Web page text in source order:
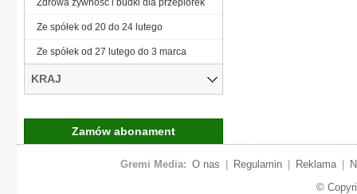
Ze spółek od 20 do 24 lutego
Ze spółek od 27 lutego do 3 marca
KRAJ
Zamów abonament
Gremi Media: O nas Regulamin Reklama
©